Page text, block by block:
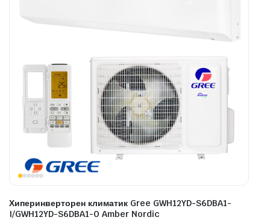
Хиперинверторен климатик Gree GWH12YD-S6DBA1-
I/GWH12YD-S6DBA1-O Amber Nordic